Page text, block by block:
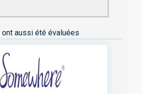
ont aussi été évaluées